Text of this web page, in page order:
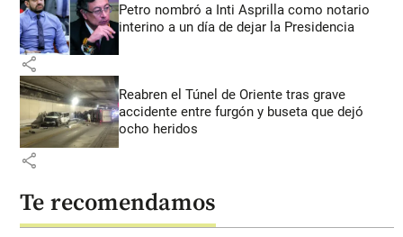
Petro nombró a Inti Asprilla como notario
interino a un día de dejar la Presidencia
share
Reabren el Túnel de Oriente tras grave
accidente entre furgón y buseta que dejó
ocho heridos
share
Te recomendamos